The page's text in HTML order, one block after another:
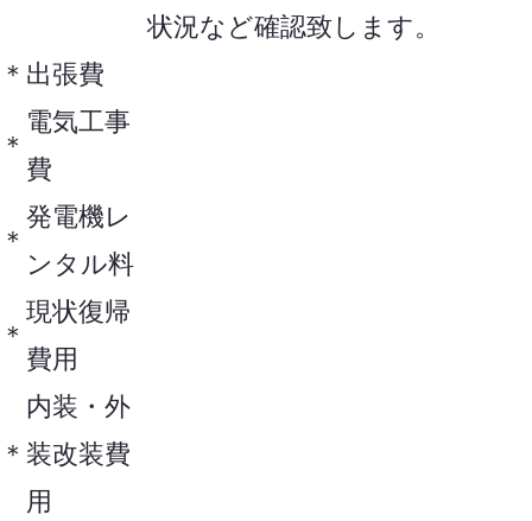
状況など確認致します。
＊ 出張費
＊
電気工事
費
＊
発電機レ
ンタル料
＊
現状復帰
費用
＊
内装・外
装改装費
用